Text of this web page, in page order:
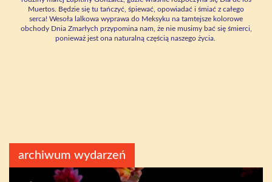
Muertos. Będzie się tu tańczyć, śpiewać, opowiadać i śmiać z całego
serca! Wesoła lalkowa wyprawa do Meksyku na tamtejsze kolorowe
obchody Dnia Zmarłych przypomina nam, że nie musimy bać się śmierci,
ponieważ jest ona naturalną częścią naszego życia.
archiwum wydarzeń